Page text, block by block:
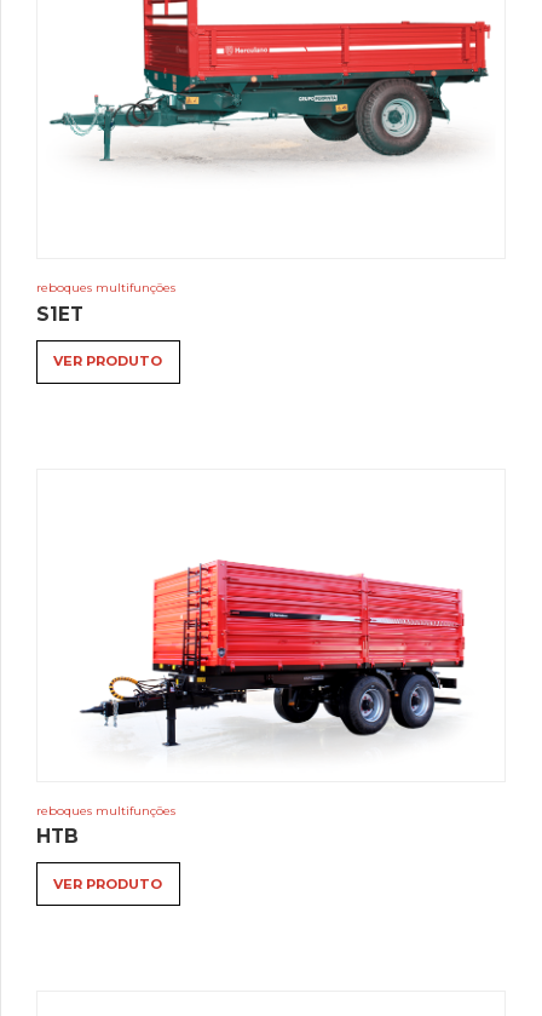
reboques multifunções
S1ET
VER PRODUTO
reboques multifunções
HTB
VER PRODUTO